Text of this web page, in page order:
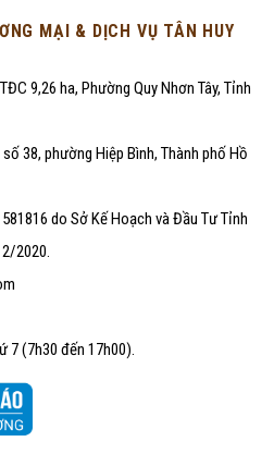
MẠI & DỊCH VỤ TÂN HUY
9,26 ha, Phường Quy Nhơn Tây, Tỉnh
38, phường Hiệp Bình, Thành phố Hồ
do Sở Kế Hoạch và Đầu Tư Tỉnh
2020.
7 (7h30 đến 17h00).